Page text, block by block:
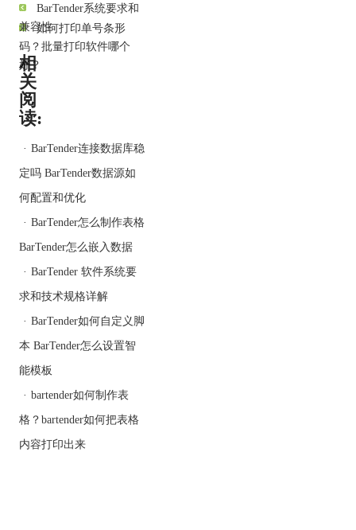
的选择。市场上有许多品
牌的条形码打印机，如
Zebra、Honeywell等，它
们能够快速、高效地打印
高质量的二维码和条形
码。购买打印设备可以根
据实际需求选择不同的型
号和功能配置。
- 对于打印量较小或不经
常打印的情况，可以使用
普通的激光打印机或喷墨
码。只需选择合适的标签
纸，并使用相关的软件生
成和打印即可。这种方式
能不如专业设备。
4. 在线打印服务：
- 一些网站提供在线生成
和打印二维码和条形码的
服务。用户只需上传需要
打印的信息，选择标签格
相应的二维码或条形码，
BarTender系统要求和
兼容性如何打印单号条形
码？批量打印软件哪个
好？
相
关
阅
读:
· BarTender连接数据库稳
定吗 BarTender数据源如
何配置和优化
· BarTender怎么制作表格
BarTender怎么嵌入数据
· BarTender 软件系统要
求和技术规格详解
· BarTender如何自定义脚
本 BarTender怎么设置智
能模板
· bartender如何制作表
格？bartender如何把表格
内容打印出来